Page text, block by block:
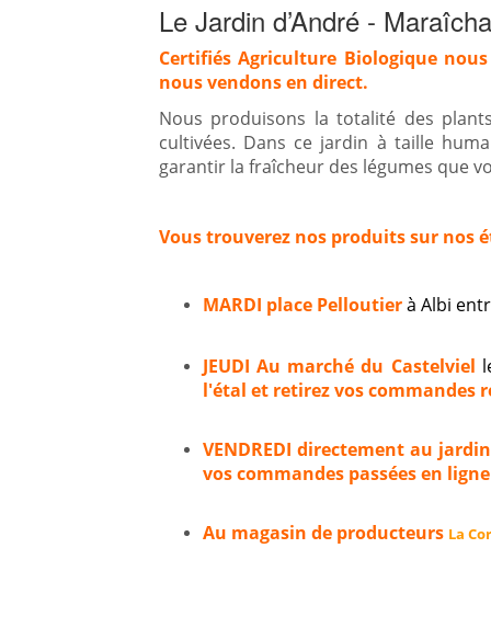
Le Jardin d’André -
Certifiés Agriculture Biologique
nous vendons en direct.
Nous produisons la totalité des
cultivées. Dans ce jardin à taille
garantir la fraîcheur des légumes que
Vous trouverez nos produits sur nos
MARDI place Pelloutierà Albi
JEUDI Au marché du Castelviel
l'étal et retirez vos commandes
VENDREDI directement au
vos commandes passées en ligne
Au magasin de producteurs La